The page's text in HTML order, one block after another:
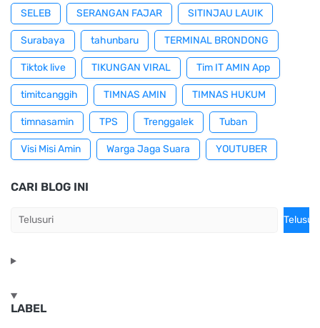
SELEB SERANGAN FAJAR SITINJAU LAUIK
Surabaya tahunbaru TERMINAL BRONDONG
Tiktok live TIKUNGAN VIRAL Tim IT AMIN App
timitcanggih TIMNAS AMIN TIMNAS HUKUM
timnasamin TPS Trenggalek Tuban
Visi Misi Amin Warga Jaga Suara YOUTUBER
CARI BLOG INI
LABEL